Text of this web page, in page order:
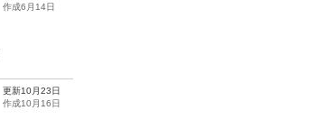
作成6月14日
更新10月23日
作成10月16日